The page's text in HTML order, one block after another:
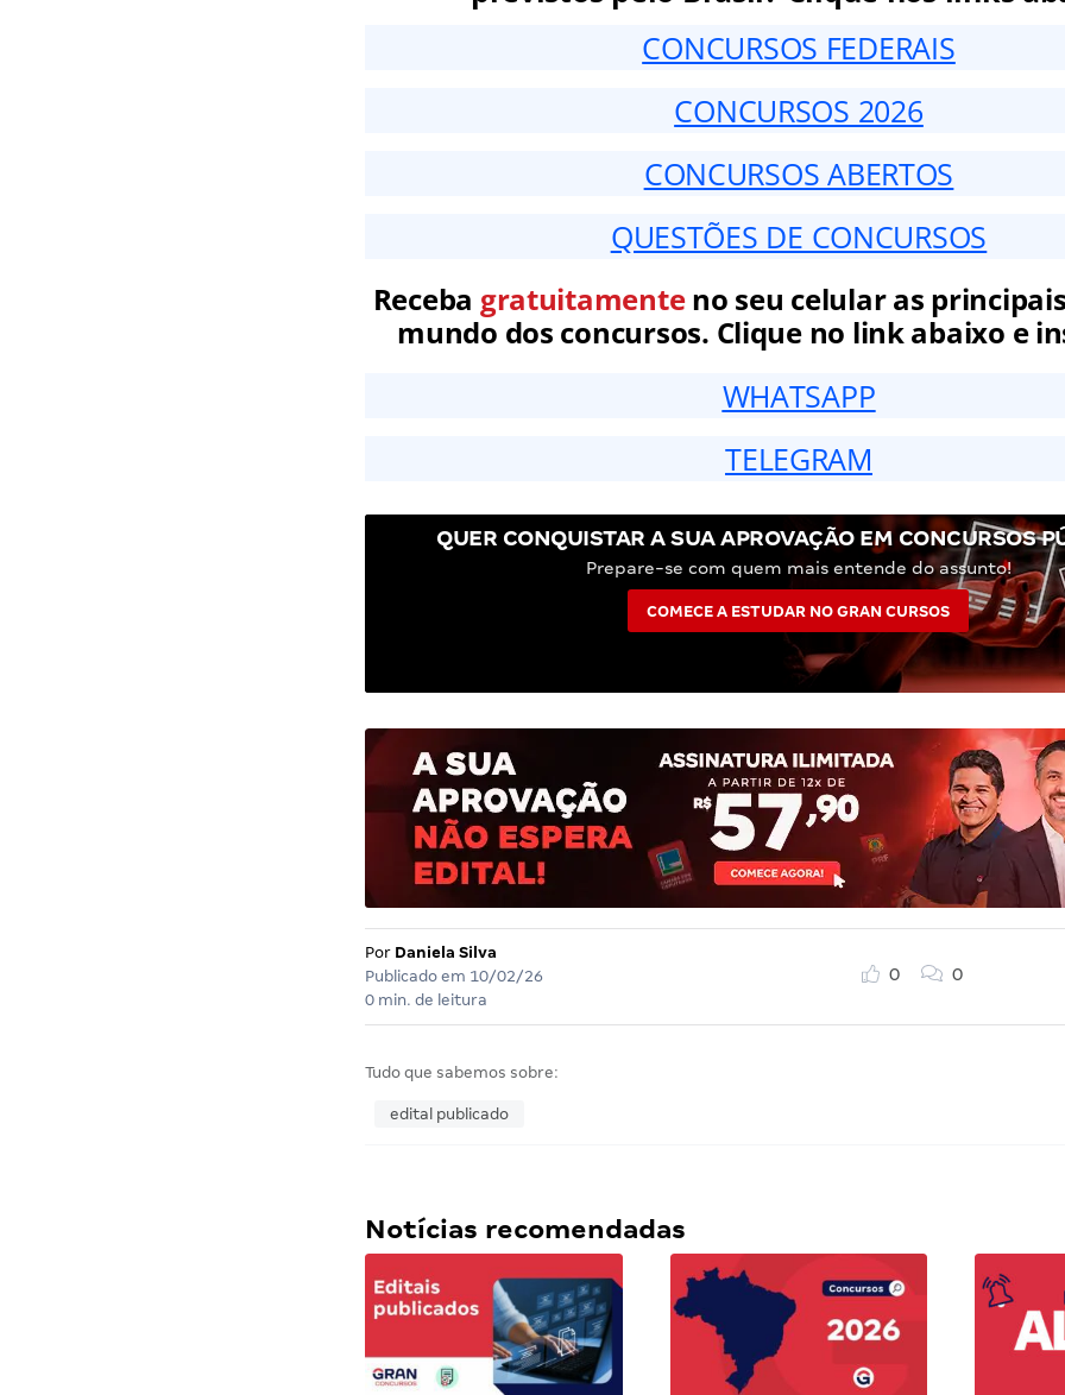
CONCURSOS FEDERAIS
CONCURSOS 2026
CONCURSOS ABERTOS
QUESTÕES DE CONCURSOS
Receba gratuitamenteno seu celular as
mundo dos concursos. Clique no link abaixo e
WHATSAPP
TELEGRAM
QUER CONQUISTAR A SUA APROVAÇÃO EM CONCURSOS
Prepare-se com quem mais entende do assunto!
COMECE A ESTUDAR NO GRAN CURSOS
Por Daniela Silva
Publicado em 10/02/26
0 min. de leitura
0 0
Tudo que sabemos sobre:
edital publicado
Notícias recomendadas